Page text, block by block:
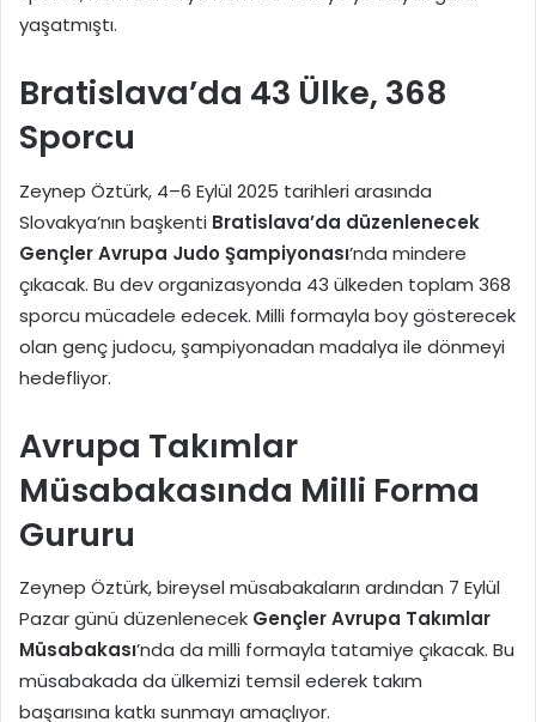
yaşatmıştı.
Bratislava’da 43 Ülke, 368
Sporcu
Zeynep Öztürk, 4–6 Eylül 2025 tarihleri arasında
Slovakya’nın başkenti Bratislava’da düzenlenecek
Gençler Avrupa Judo Şampiyonası’nda mindere
çıkacak. Bu dev organizasyonda 43 ülkeden toplam 368
sporcu mücadele edecek. Milli formayla boy gösterecek
olan genç judocu, şampiyonadan madalya ile dönmeyi
hedefliyor.
Avrupa Takımlar
Müsabakasında Milli Forma
Gururu
Zeynep Öztürk, bireysel müsabakaların ardından 7 Eylül
Pazar günü düzenlenecek Gençler Avrupa Takımlar
Müsabakası’nda da milli formayla tatamiye çıkacak. Bu
müsabakada da ülkemizi temsil ederek takım
başarısına katkı sunmayı amaçlıyor.